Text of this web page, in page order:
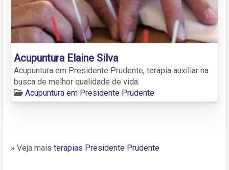
Acupuntura Elaine Silva
Acupuntura em Presidente Prudente, terapia auxiliar na
busca de melhor qualidade de vida.
Acupuntura em Presidente Prudente
» Veja mais terapias Presidente Prudente